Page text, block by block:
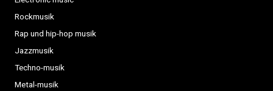
Rockmusik
Rap und hip-hop musik
Jazzmusik
Techno-musik
Metal-musik